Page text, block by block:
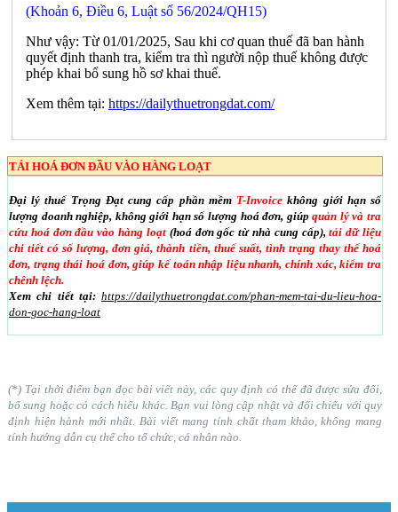
(Khoản 6, Điều 6, Luật số 56/2024/QH15)
Như vậy: Từ 01/01/2025, Sau khi cơ quan thuế đã ban hành
quyết định thanh tra, kiểm tra thì người nộp thuế không được
phép khai bổ sung hồ sơ khai thuế.
Xem thêm tại: https://dailythuetrongdat.com/
TẢI HOÁ ĐƠN ĐẦU VÀO HÀNG LOẠT
Đại lý thuế Trọng Đạt cung cấp phần mềm T-Invoice không giới hạn số
lượng doanh nghiệp, không giới hạn số lượng hoá đơn, giúpquản lý và tra
cứu hoá đơn đầu vào hàng loạt(hoá đơn gốc từ nhà cung cấp),tải dữ liệu
chi tiết có số lượng, đơn giá, thành tiền, thuế suất, tình trạng thay thế hoá
đơn, trạng thái hoá đơn, giúp kế toán nhập liệu nhanh, chính xác, kiểm tra
chênh lệch.
Xem chi tiết tại: https://dailythuetrongdat.com/phan-mem-tai-du-lieu-hoa-
don-goc-hang-loat
(*) Tại thời điểm bạn đọc bài viết này, các quy định có thể đã được sửa đổi,
bổ sung hoặc có cách hiểu khác. Bạn vui lòng cập nhật và đối chiếu với quy
định hiện hành mới nhất. Bài viết mang tính chất tham khảo, không mang
tính hướng dẫn cụ thể cho tổ chức, cá nhân nào.